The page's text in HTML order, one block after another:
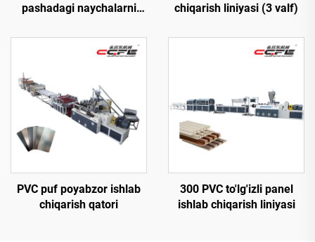
pashadagi naychalarni
chiqarish liniyasi (3 valf)
PVC puf poyabzor ishlab
chiqarish qatori
300 PVC to'lg'izli panel
ishlab chiqarish liniyasi